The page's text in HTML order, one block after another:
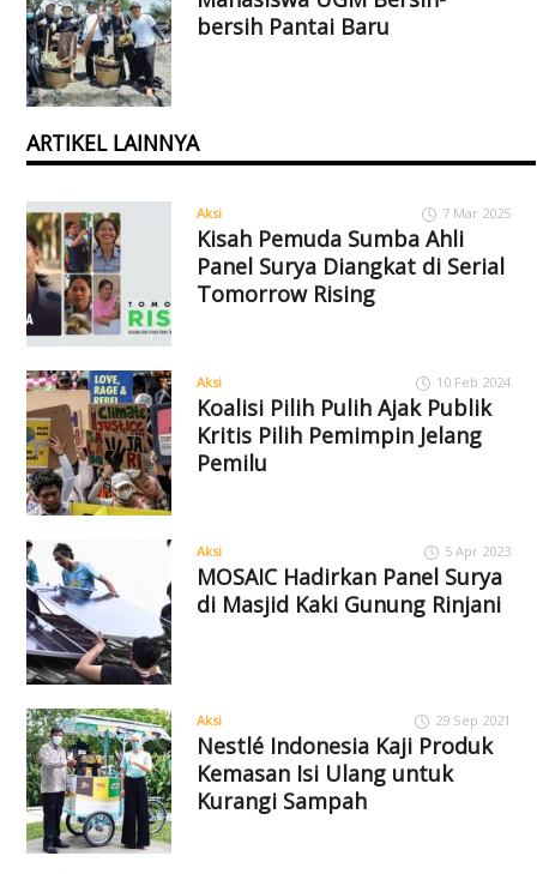
bersih Pantai Baru
ARTIKEL LAINNYA
Aksi 7 Mar 2025
Kisah Pemuda Sumba Ahli
Panel Surya Diangkat di Serial
Tomorrow Rising
Aksi 10 Feb 2024
Koalisi Pilih Pulih Ajak Publik
Kritis Pilih Pemimpin Jelang
Pemilu
Aksi 5 Apr 2023
MOSAIC Hadirkan Panel Surya
di Masjid Kaki Gunung Rinjani
Aksi 29 Sep 2021
Nestlé Indonesia Kaji Produk
Kemasan Isi Ulang untuk
Kurangi Sampah